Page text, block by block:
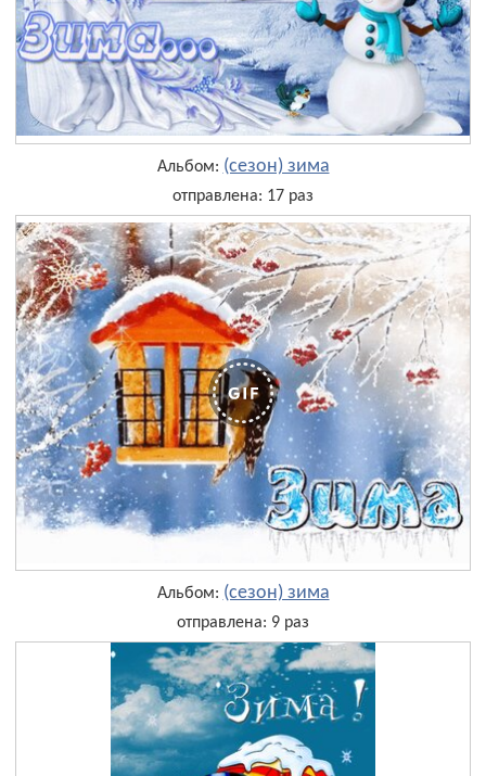
Альбом: (сезон) зима
отправлена: 17 раз
Альбом: (сезон) зима
отправлена: 9 раз